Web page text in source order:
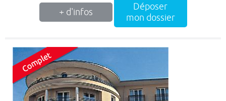
+ d'infos
Déposer
mon dossier